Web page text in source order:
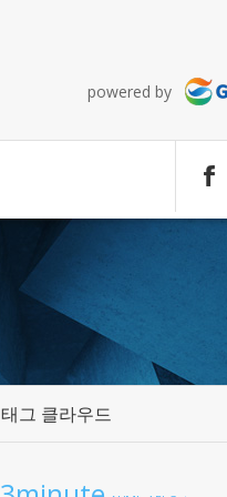
powered by
태그 클라우드